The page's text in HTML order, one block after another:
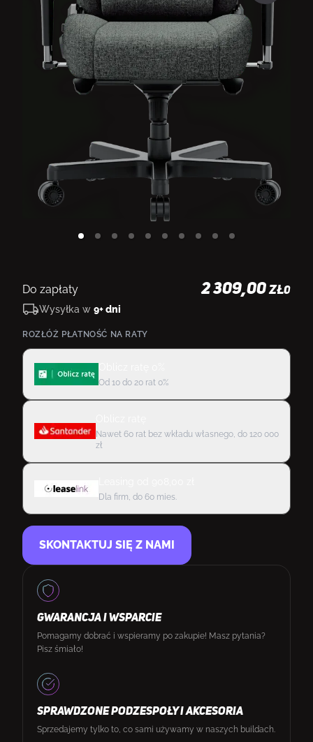
Do zapłaty 2 309,00 ZŁ0
Wysyłka w 9+ dni
ROZŁÓŻ PŁATNOŚĆ NA RATY
Od 10 do 20 rat 0%
Nawet 60 rat bez wkładu własnego, do 120 000
zł
Dla firm, do 60 mies.
SKONTAKTUJ SIĘ Z NAMI
GWARANCJA I WSPARCIE
Pomagamy dobrać i wspieramy po zakupie! Masz pytania?
Pisz śmiało!
SPRAWDZONE PODZESPOŁY I AKCESORIA
Sprzedajemy tylko to, co sami używamy w naszych buildach.